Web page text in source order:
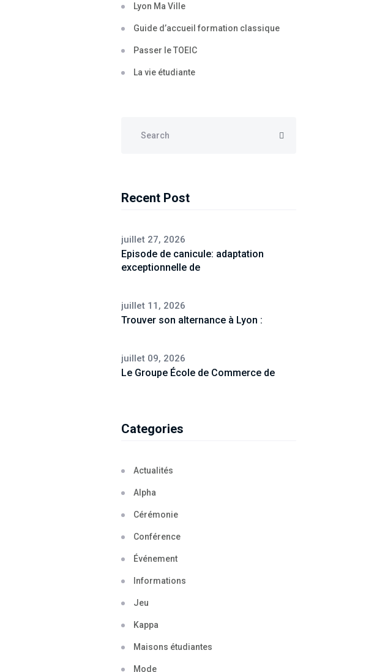
Lyon Ma Ville
Guide d’accueil formation classique
Passer le TOEIC
La vie étudiante
Recent Post
juillet 27, 2026
Episode de canicule: adaptation
exceptionnelle de
juillet 11, 2026
Trouver son alternance à Lyon :
juillet 09, 2026
Le Groupe École de Commerce de
Categories
Actualités
Alpha
Cérémonie
Conférence
Événement
Informations
Jeu
Kappa
Maisons étudiantes
Mode